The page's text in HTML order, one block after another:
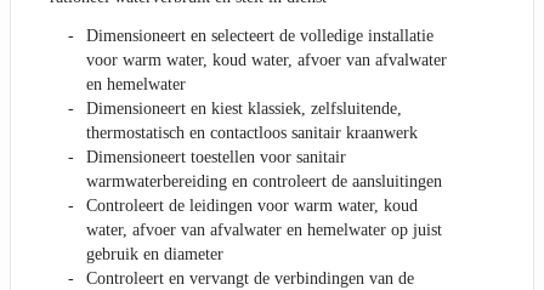
Dimensioneert en selecteert de volledige installatie
voor warm water, koud water, afvoer van afvalwater
en hemelwater
Dimensioneert en kiest klassiek, zelfsluitende,
thermostatisch en contactloos sanitair kraanwerk
Dimensioneert toestellen voor sanitair
warmwaterbereiding en controleert de aansluitingen
Controleert de leidingen voor warm water, koud
water, afvoer van afvalwater en hemelwater op juist
gebruik en diameter
Controleert en vervangt de verbindingen van de